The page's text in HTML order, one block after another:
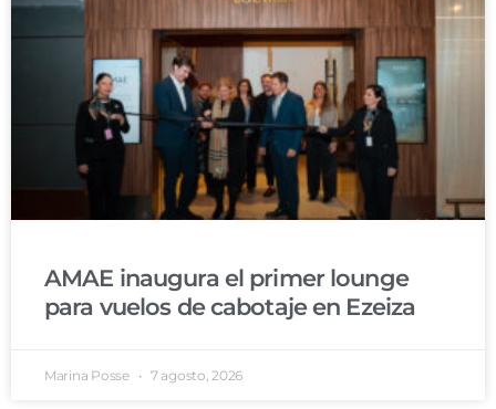
AMAE inaugura el primer lounge
para vuelos de cabotaje en Ezeiza
Marina Posse 7 agosto, 2026